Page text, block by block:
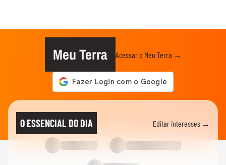
Meu Terra Acessar o Meu Terra →
O ESSENCIAL DO DIA Editar interesses →